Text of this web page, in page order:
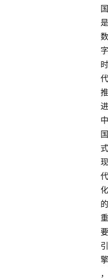
国
是
数
字
时
代
推
进
中
国
式
现
代
化
的
重
要
引
擎
，